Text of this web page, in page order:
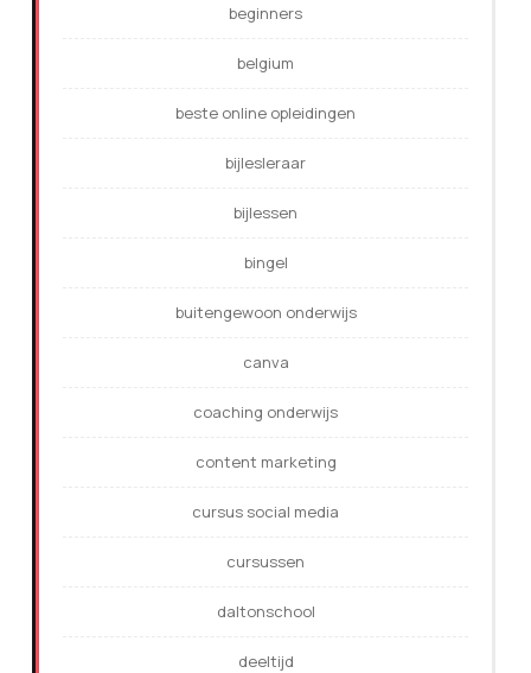
beginners
belgium
beste online opleidingen
bijlesleraar
bijlessen
bingel
buitengewoon onderwijs
canva
coaching onderwijs
content marketing
cursus social media
cursussen
daltonschool
deeltijd